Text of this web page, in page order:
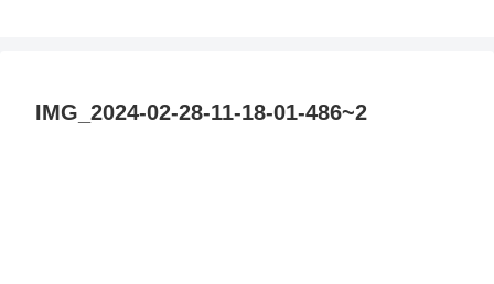
IMG_2024-02-28-11-18-01-486~2